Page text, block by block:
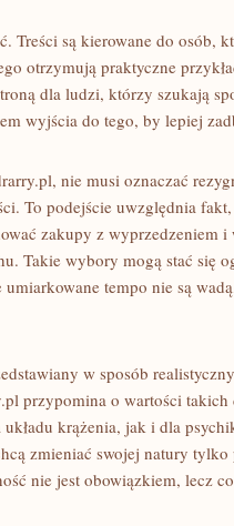
Treści są kierowane do osób,
otrzymują praktyczne
dla ludzi, którzy szukają
wyjścia do tego, by lepiej
nie musi oznaczać
To podejście uwzględnia
zakupy z wyprzedzeniem i
Takie wybory mogą stać się
tempo nie są
w sposób
przypomina o wartości takich
krążenia, jak i dla
zmieniać swojej natury tylko
nie jest obowiązkiem, lecz